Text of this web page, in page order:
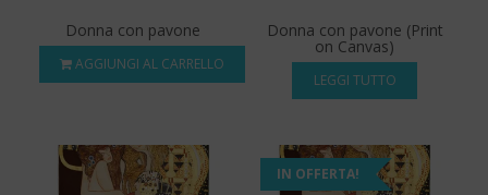
Donna con pavone
AGGIUNGI AL CARRELLO
Donna con pavone (Print
on Canvas)
LEGGI TUTTO
IN OFFERTA!